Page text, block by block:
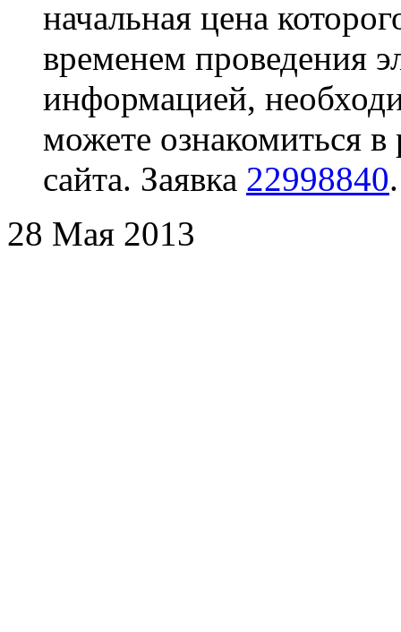
начальная цена
временем проведения
информацией,
можете ознакомиться
сайта. Заявка 22998840.
28 Мая 2013